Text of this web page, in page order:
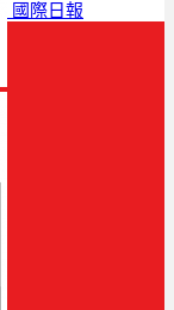
國際日報